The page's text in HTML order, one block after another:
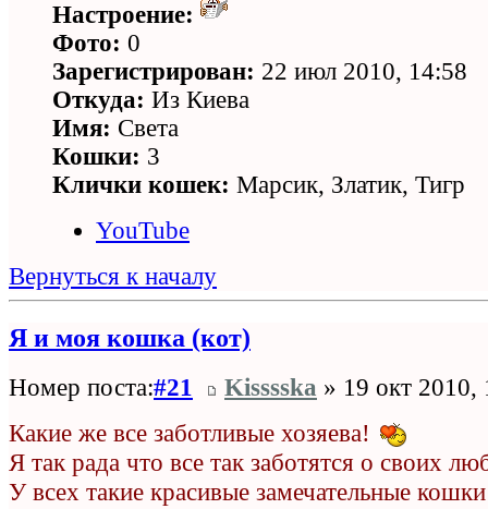
Настроение:
Фото: 0
Зарегистрирован: 22 июл 2010, 14:58
Откуда: Из Киева
Имя: Света
Кошки: 3
Клички кошек: Марсик, Златик, Тигр
YouTube
Вернуться к началу
Я и моя кошка (кот)
Номер поста:#21 Kisssska » 19 окт 2010,
Какие же все заботливые хозяева!
Я так рада что все так заботятся о своих
У всех такие красивые замечательные